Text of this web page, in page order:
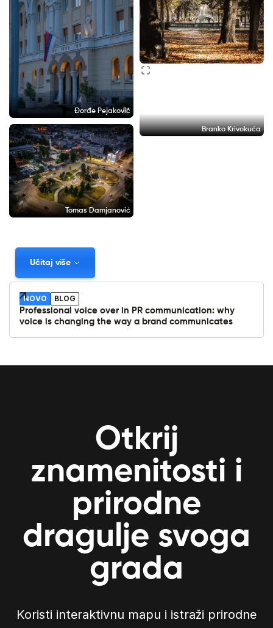
Đorđe Pejaković
Branko Krivokuća
Tomas Damjanović
Učitaj više
NOVO
BLOG
Professional voice over in PR communication: why
voice is changing the way a brand communicates
Otkrij
znamenitosti i
prirodne
dragulje svoga
grada
Koristi interaktivnu mapu i istraži prirodne